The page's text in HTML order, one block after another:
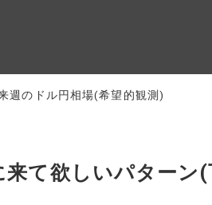
週のドル円相場(希望的観測)
来て欲しいパター